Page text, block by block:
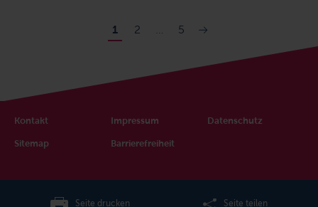
1 2 … 5
Kontakt Impressum Datenschutz
Sitemap Barrierefreiheit
Seite drucken Seite teilen